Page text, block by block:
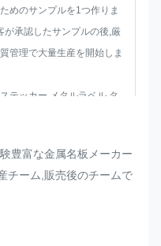
めのサンプルを1つ作りま
が承認したサンプルの後,厳
管理で大量生産を開始しま
ステッカー,メタルラベル,タ
満足させるために最善を尽
.
豊富な金属名板メーカー
チーム,販売後のチームで